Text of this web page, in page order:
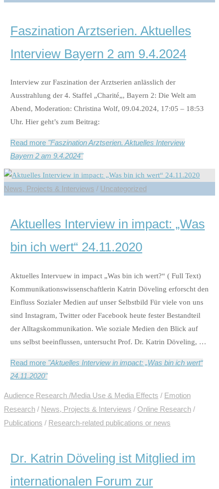
Faszination Arztserien. Aktuelles
Interview Bayern 2 am 9.4.2024
Interview zur Faszination der Arztserien anlässlich der
Ausstrahlung der 4. Staffel „Charité„, Bayern 2: Die Welt am
Abend, Moderation: Christina Wolf, 09.04.2024, 17:05 – 18:53
Uhr. Hier geht’s zum Beitrag:
Read more "Faszination Arztserien. Aktuelles Interview
Bayern 2 am 9.4.2024"
News, Projects & Interviews / Uncategorized
Aktuelles Interview in impact: „Was
bin ich wert“ 24.11.2020
Aktuelles Intervuew in impact „Was bin ich wert?“ ( Full Text)
Kommunikationswissenschaftlerin Katrin Döveling erforscht den
Einfluss Sozialer Medien auf unser Selbstbild Für viele von uns
sind Instagram, Twitter oder Facebook heute fester Bestandteil
der Alltagskommunikation. Wie soziale Medien den Blick auf
uns selbst beeinflussen, untersucht Prof. Dr. Katrin Döveling, …
Read more "Aktuelles Interview in impact: „Was bin ich wert“
24.11.2020"
Audience Research /Media Use & Media Effects / Emotion
Research / News, Projects & Interviews / Online Research /
Publications / Research-related publications or news
Dr. Katrin Döveling ist Mitglied im
internationalen Forum zur